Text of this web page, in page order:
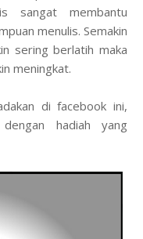
sangat membantu
menulis. Semakin
sering berlatih maka
meningkat.
di facebook ini,
hadiah yang